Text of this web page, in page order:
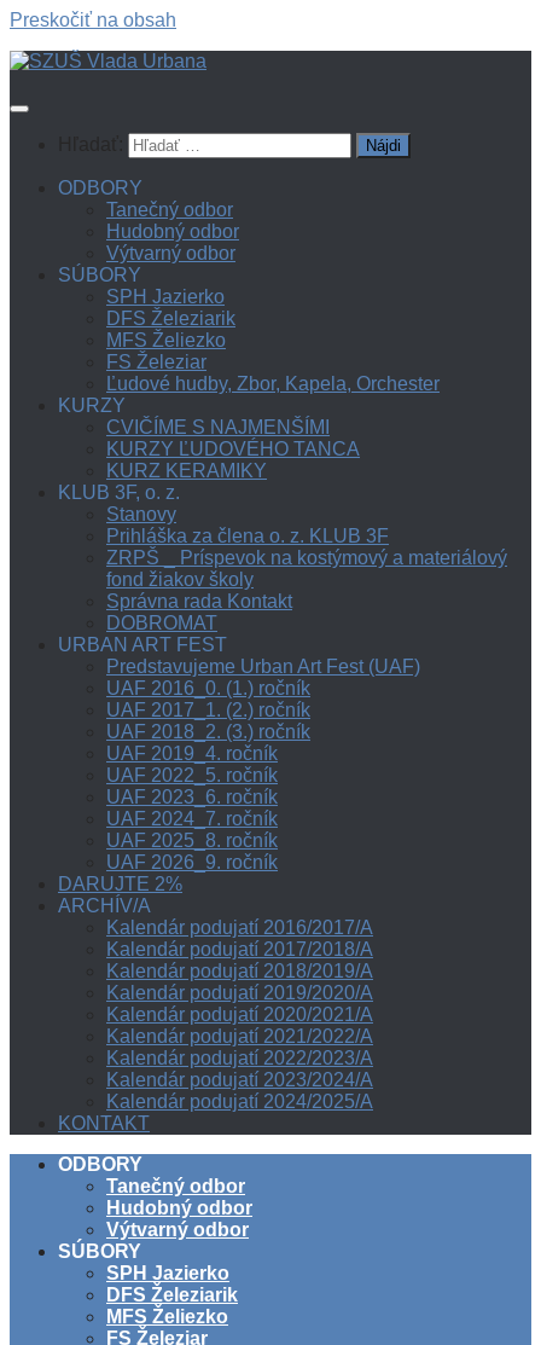
Preskočiť na obsah
ODBORY
Tanečný odbor
Hudobný odbor
Výtvarný odbor
SÚBORY
SPH Jazierko
DFS Železiarik
MFS Želiezko
FS Železiar
Ľudové hudby, Zbor, Kapela, Orchester
KURZY
CVIČÍME S NAJMENŠÍMI
KURZY ĽUDOVÉHO TANCA
KURZ KERAMIKY
KLUB 3F, o. z.
Stanovy
Prihláška za člena o. z. KLUB 3F
ZRPŠ _ Príspevok na kostýmový a materiálový
fond žiakov školy
Správna rada Kontakt
DOBROMAT
URBAN ART FEST
Predstavujeme Urban Art Fest (UAF)
UAF 2016_0. (1.) ročník
UAF 2017_1. (2.) ročník
UAF 2018_2. (3.) ročník
UAF 2019_4. ročník
UAF 2022_5. ročník
UAF 2023_6. ročník
UAF 2024_7. ročník
UAF 2025_8. ročník
UAF 2026_9. ročník
DARUJTE 2%
ARCHÍV/A
Kalendár podujatí 2016/2017/A
Kalendár podujatí 2017/2018/A
Kalendár podujatí 2018/2019/A
Kalendár podujatí 2019/2020/A
Kalendár podujatí 2020/2021/A
Kalendár podujatí 2021/2022/A
Kalendár podujatí 2022/2023/A
Kalendár podujatí 2023/2024/A
Kalendár podujatí 2024/2025/A
KONTAKT
ODBORY
Tanečný odbor
Hudobný odbor
Výtvarný odbor
SÚBORY
SPH Jazierko
DFS Železiarik
MFS Želiezko
FS Železiar